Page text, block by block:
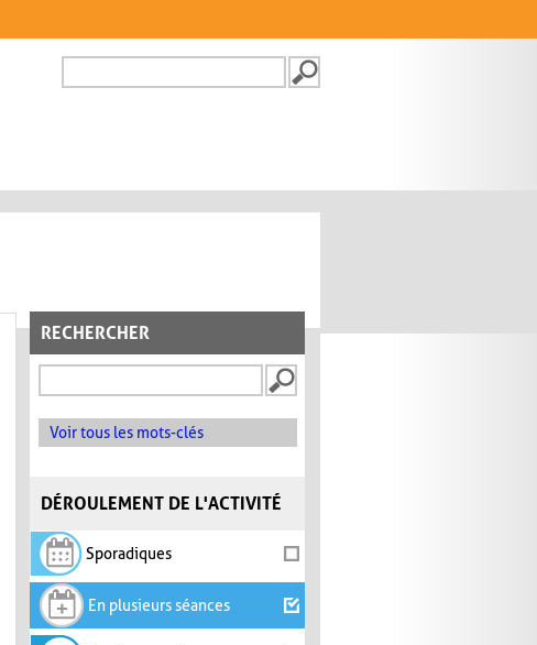
FORMULAIRE DE
RECHERCHER
Voir tous les mots-clés
DÉROULEMENT DE L'ACTIVITÉ
Sporadiques
En plusieurs séances